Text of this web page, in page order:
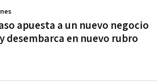
apuesta a un nuevo negocio
desembarca en nuevo rubro